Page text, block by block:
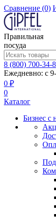
Сравнение (0)
Правильная
посуда
8 (800) 700-34-
Ежедневно: с
0 ₽
0
Каталог
Бизнес с